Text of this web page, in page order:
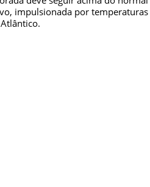
impulsionada por temperaturas